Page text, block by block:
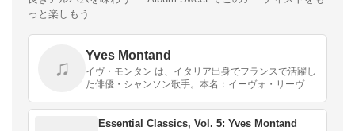
っと楽しもう
♫
Yves Montand
イヴ・モンタン は、イタリア出身でフランスで活躍し
た俳優・シャンソン歌手。本名：イーヴォ・リーヴ
いたモンタンを母親が階上から「イーヴォ、モンタ!」
と呼…
Essential Classics, Vol. 5: Yves Montand